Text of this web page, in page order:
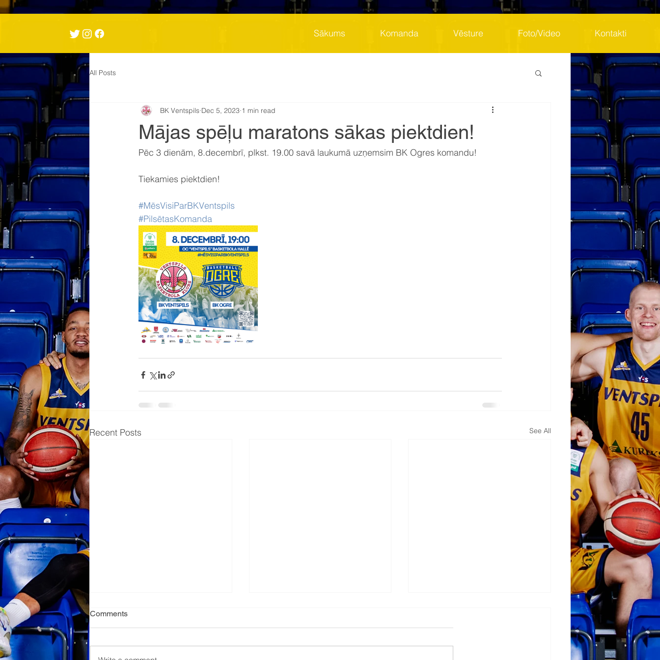
Sākums Komanda Vēsture Foto/Video Kontakti
All Posts
Mājas spēļu maratons sākas piektdien!
BK Ventspils Dec 5, 2023 1 min read
Pēc 3 dienām, 8.decembrī, plkst. 19.00 savā laukumā uzņemsim BK Ogres komandu!
Tiekamies piektdien!
#MēsVisiParBKVentspils
#PilsētasKomanda
Recent Posts See All
Comments